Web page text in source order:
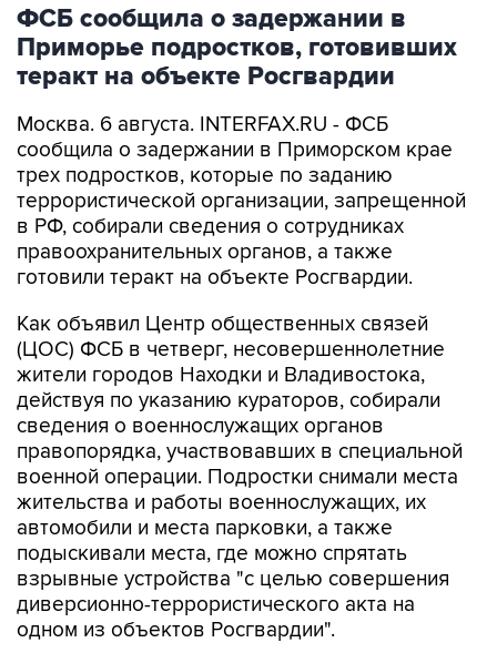
ФСБ сообщила о задержании в
Приморье подростков, готовивших
теракт на объекте Росгвардии
Москва. 6 августа. INTERFAX.RU - ФСБ
сообщила о задержании в Приморском крае
трех подростков, которые по заданию
террористической организации, запрещенной
в РФ, собирали сведения о сотрудниках
правоохранительных органов, а также
готовили теракт на объекте Росгвардии.
Как объявил Центр общественных связей
(ЦОС) ФСБ в четверг, несовершеннолетние
жители городов Находки и Владивостока,
действуя по указанию кураторов, собирали
сведения о военнослужащих органов
правопорядка, участвовавших в специальной
военной операции. Подростки снимали места
жительства и работы военнослужащих, их
автомобили и места парковки, а также
подыскивали места, где можно спрятать
взрывные устройства "с целью совершения
диверсионно-террористического акта на
одном из объектов Росгвардии".